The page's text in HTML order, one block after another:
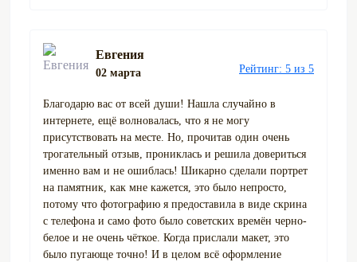
Евгения
02 марта Рейтинг: 5 из 5
Благодарю вас от всей души! Нашла случайно в
интернете, ещё волновалась, что я не могу
присутствовать на месте. Но, прочитав один очень
трогательный отзыв, прониклась и решила довериться
именно вам и не ошиблась! Шикарно сделали портрет
на памятник, как мне кажется, это было непросто,
потому что фотографию я предоставила в виде скрина
с телефона и само фото было советских времён черно-
белое и не очень чёткое. Когда прислали макет, это
было пугающе точно! И в целом всё оформление